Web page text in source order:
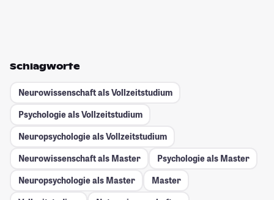
Schlagworte
Neurowissenschaft als Vollzeitstudium
Psychologie als Vollzeitstudium
Neuropsychologie als Vollzeitstudium
Neurowissenschaft als Master
Psychologie als Master
Neuropsychologie als Master
Master